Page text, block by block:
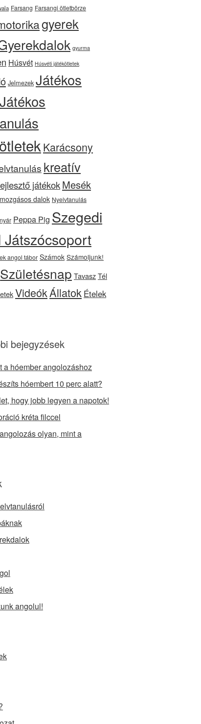
Farsang Farsangi ötletbörze
gyerek
gyurma
Húsvét Húsvéti játékötletek
Jelmezek Játékos
Játékos
Karácsony
kreatív
játékokMesék
mozgásos dalok Nyelvtanulás
nyár Peppa Pig Szegedi
Játszócsoport
angol tábor Számok Számoljunk!
Születésnap TavaszTél
VideókÁllatok Ételek
bejegyzések
a hóember angolozáshoz
hóembert 10 perc alatt?
hogy jobb legyen a napotok!
kréta filccel
olyan, mint a
angolul!